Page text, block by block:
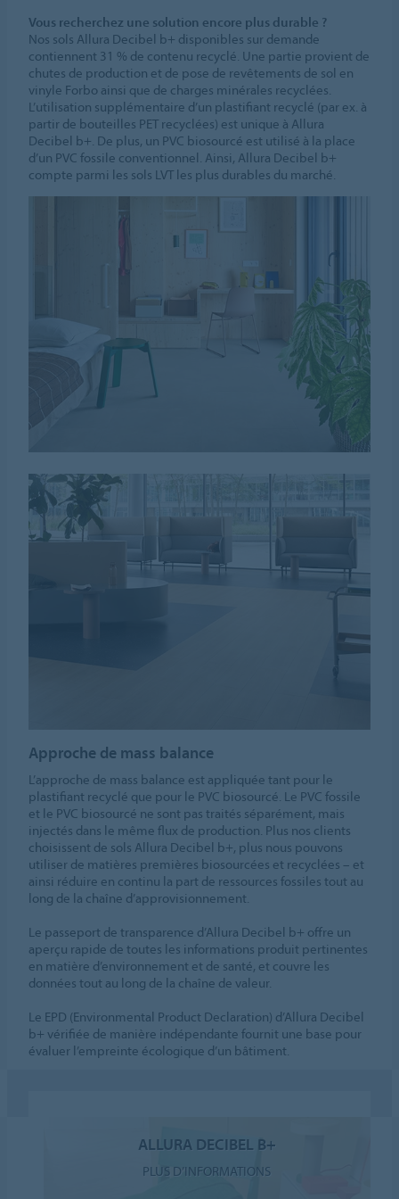
Vous recherchez une solution encore plus durable ?
Nos sols Allura Decibel b+ disponibles sur demande
contiennent 31 % de contenu recyclé. Une partie provient de
chutes de production et de pose de revêtements de sol en
vinyle Forbo ainsi que de charges minérales recyclées.
L’utilisation supplémentaire d’un plastifiant recyclé (par ex. à
partir de bouteilles PET recyclées) est unique à Allura
Decibel b+. De plus, un PVC biosourcé est utilisé à la place
d’un PVC fossile conventionnel. Ainsi, Allura Decibel b+
compte parmi les sols LVT les plus durables du marché.
Approche de mass balance
L’approche de mass balance est appliquée tant pour le
plastifiant recyclé que pour le PVC biosourcé. Le PVC fossile
et le PVC biosourcé ne sont pas traités séparément, mais
injectés dans le même flux de production. Plus nos clients
choisissent de sols Allura Decibel b+, plus nous pouvons
utiliser de matières premières biosourcées et recyclées – et
ainsi réduire en continu la part de ressources fossiles tout au
long de la chaîne d’approvisionnement.
Le passeport de transparence d’Allura Decibel b+ offre un
aperçu rapide de toutes les informations produit pertinentes
en matière d’environnement et de santé, et couvre les
données tout au long de la chaîne de valeur.
Le EPD (Environmental Product Declaration) d’Allura Decibel
b+ vérifiée de manière indépendante fournit une base pour
évaluer l’empreinte écologique d’un bâtiment.
ALLURA DECIBEL B+
PLUS D’INFORMATIONS